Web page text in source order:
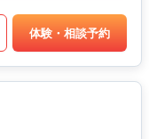
体験・相談予約